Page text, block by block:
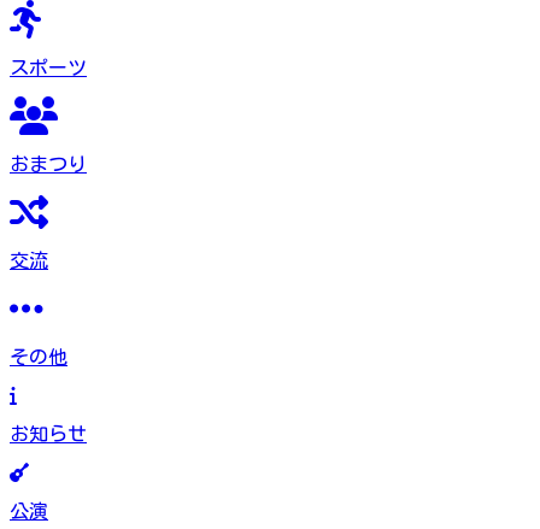
スポーツ
おまつり
交流
その他
お知らせ
公演